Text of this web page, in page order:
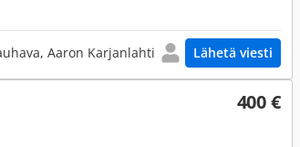
Aaron Karjanlahti Lähetä viesti
400 €